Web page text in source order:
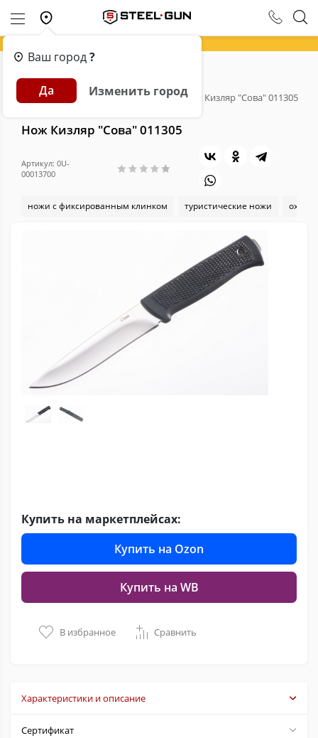
Ваш город?
Да Изменить город
Главная Каталог
Ножи с фиксированным клинком
Нож Кизляр "Сова" 011305
Нож Кизляр "Сова" 011305
Артикул: 0U-
00013700
ножи с фиксированным клинком туристические ножи
Купить на маркетплейсах:
Купить на Ozon
Купить на WB
В избранное Сравнить
Характеристики и описание
Сертификат